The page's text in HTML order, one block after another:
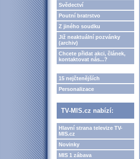
Svědectví
Poutní bratrstvo
Z jiného soudku
Již neaktuální pozvánky
(archiv)
Chcete přidat akci, článek,
kontaktovat nás...?
15 nejčtenějších
Personalizace
TV-MIS.cz nabízí:
Hlavní strana televize TV-
MIS.cz
Novinky
MIS 1 zábava